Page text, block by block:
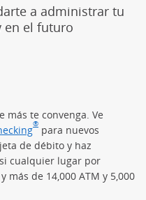
a administrar tu
en el futuro
más te convenga. Ve
® (Se abre en
para nuevos
de débito y haz
cualquier lugar por
de 14,000 ATM y 5,000